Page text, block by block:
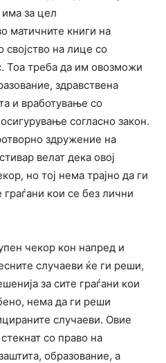
за цел
матичните книги на
својство на лице со
Тоа треба да им овозможи
здравствена
и вработување со
согласно закон.
здружение на
велат дека овој
но тој нема трајно да ги
кои се без лични
чекор кон напред и
случаеви ќе ги реши,
за сите граѓани кои
нема да ги реши
случаеви. Овие
со право на
образование, а